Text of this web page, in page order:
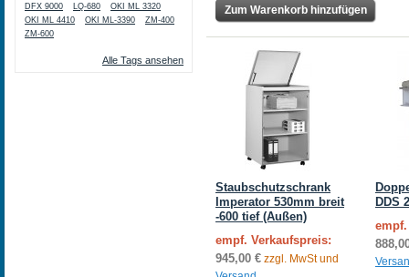
Zum Warenkorb hinzufügen
Staubschutzschrank
Imperator 530mm breit
-600 tief (Außen)
empf. Verkaufspreis:
945,00 € zzgl. MwSt und
DDS
DFX 9000 LQ-680
OKI ML 3320
OKI ML 4410
OKI ML-3390
ZM-400
ZM-600
Alle Tags ansehen